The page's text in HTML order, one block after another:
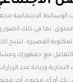
الوسائط الاجتماعية
بما في ذلك الصور
القصيرة، لتتيح
مع جمهورك
وزيادة عدد